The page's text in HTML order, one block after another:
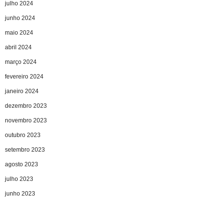
julho 2024
junho 2024
maio 2024
abril 2024
março 2024
fevereiro 2024
janeiro 2024
dezembro 2023
novembro 2023
outubro 2023
setembro 2023
agosto 2023
julho 2023
junho 2023